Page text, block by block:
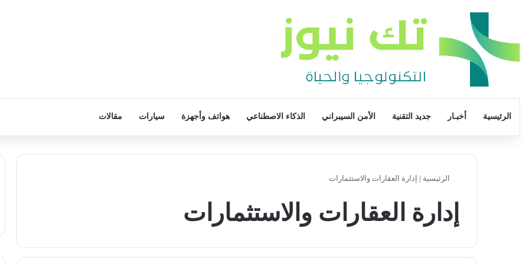
الرئيسية أخبـار جديد التقنية الأمن السيبراني الذكاء الاصطناعي هواتف وأجهزة سيارات مقالات
الرئيسية | إدارة العقارات والاستثمارات
إدارة العقارات والاستثمارات